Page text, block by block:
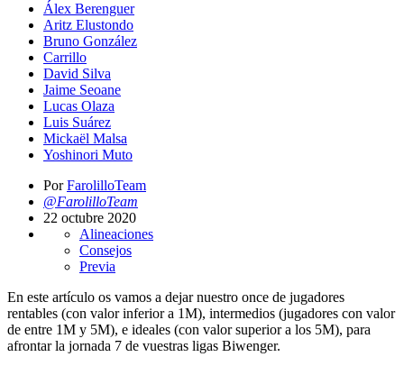
Álex Berenguer
Aritz Elustondo
Bruno González
Carrillo
David Silva
Jaime Seoane
Lucas Olaza
Luis Suárez
Mickaël Malsa
Yoshinori Muto
PorFarolilloTeam
@FarolilloTeam
22 octubre 2020
Alineaciones
Consejos
Previa
En este artículo os vamos a dejar nuestro once de jugadores
rentables (con valor inferior a 1M), intermedios (jugadores con valor
de entre 1M y 5M), e ideales (con valor superior a los 5M), para
afrontar la jornada 7 de vuestras ligas Biwenger.